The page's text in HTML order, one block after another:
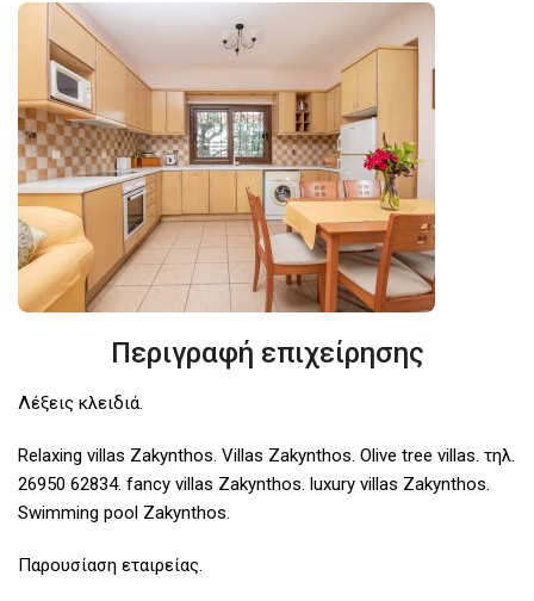
Περιγραφή επιχείρησης
Λέξεις κλειδιά.
Relaxing villas Zakynthos. Villas Zakynthos. Olive tree villas. τηλ.
26950 62834. fancy villas Zakynthos. luxury villas Zakynthos.
Swimming pool Zakynthos.
Παρουσίαση εταιρείας.